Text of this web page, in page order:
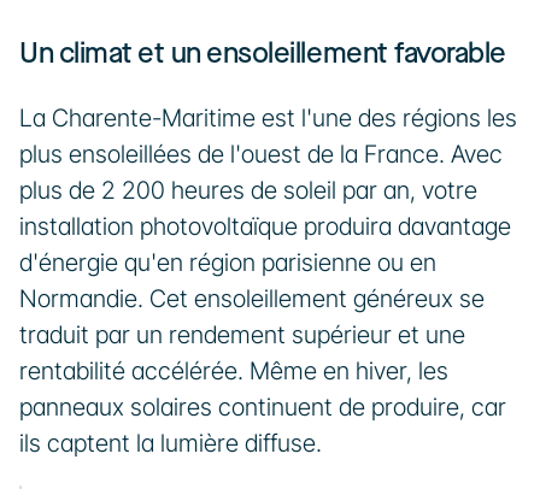
Un climat et un ensoleillement favorable
La Charente-Maritime est l'une des régions les
plus ensoleillées de l'ouest de la France. Avec
plus de 2 200 heures de soleil par an, votre
installation photovoltaïque produira davantage
d'énergie qu'en région parisienne ou en
Normandie. Cet ensoleillement généreux se
traduit par un rendement supérieur et une
rentabilité accélérée. Même en hiver, les
panneaux solaires continuent de produire, car
ils captent la lumière diffuse.